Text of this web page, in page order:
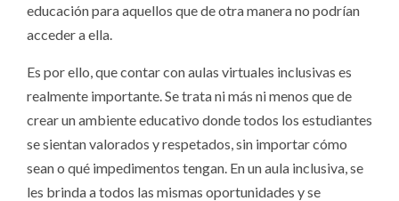
educación para aquellos que de otra manera no podrían
acceder a ella.
Es por ello, que contar con aulas virtuales inclusivas es
realmente importante. Se trata ni más ni menos que de
crear un ambiente educativo donde todos los estudiantes
se sientan valorados y respetados, sin importar cómo
sean o qué impedimentos tengan. En un aula inclusiva, se
les brinda a todos las mismas oportunidades y se